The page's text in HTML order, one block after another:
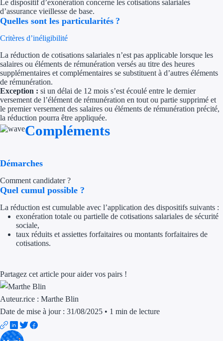
Aides Région
Aides Région
Couvertures
Accompagnement
Nos guides
Le dispositif d’exonération concerne les cotisations salariales
d’assurance vieillesse de base.
Quelles sont les particularités ?
Critères d’inéligibilité
La réduction de cotisations salariales n’est pas applicable lorsque les
salaires ou éléments de rémunération versés au titre des heures
supplémentaires et complémentaires se substituent à d’autres éléments
de rémunération.
Exception : si un délai de 12 mois s’est écoulé entre le dernier
versement de l’élément de rémunération en tout ou partie supprimé et
le premier versement des salaires ou éléments de rémunération précité,
la réduction pourra être appliquée.
Compléments
Démarches
Comment candidater ?
Quel cumul possible ?
La réduction est cumulable avec l’application des dispositifs suivants :
exonération totale ou partielle de cotisations salariales de sécurité
sociale,
taux réduits et assiettes forfaitaires ou montants forfaitaires de
cotisations.
Partagez cet article pour aider vos pairs !
Auteur.rice : Marthe Blin
Date de mise à jour : 31/08/2025 • 1 min de lecture